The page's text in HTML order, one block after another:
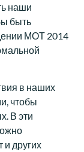
наши
быть
МОТ 2014
в наших
чтобы
В эти
и других